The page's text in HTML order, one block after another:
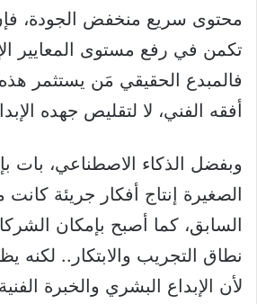
محتوى سريع منخفض الجودة،
تكمن في رفع مستوى المعايير
فالمبدع الحقيقي مَن يستثمر
أفقه الفني، لا لتقليص جهده
وبفضل الذكاء الاصطناعي، بات
الصغيرة إنتاج أفكار جريئة
السابق، كما أصبح بإمكان
نطاق التجريب والابتكار.. لكنه
لأن الإبداع البشري والخبرة